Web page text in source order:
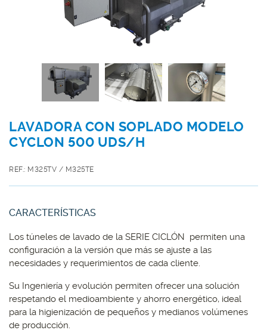
LAVADORA CON SOPLADO MODELO
CYCLON 500 UDS/H
REF.: M325TV / M325TE
CARACTERÍSTICAS
Los túneles de lavado de la SERIE CICLÓN permiten una
configuración a la versión que más se ajuste a las
necesidades y requerimientos de cada cliente.
Su Ingeniería y evolución permiten ofrecer una solución
respetando el medioambiente y ahorro energético, ideal
para la higienización de pequeños y medianos volúmenes
de producción.